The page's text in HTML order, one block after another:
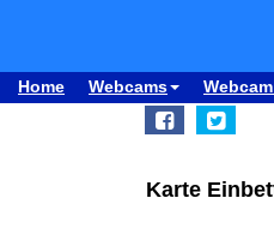
Home Webcams
Karte